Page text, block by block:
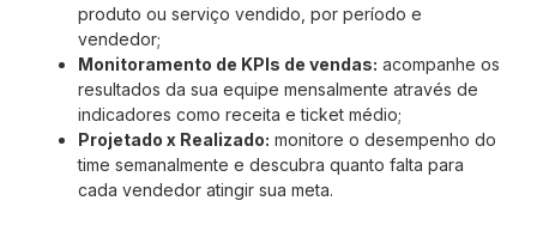
produto ou serviço vendido, por período e
vendedor;
Monitoramento de KPIs de vendas: acompanhe os
resultados da sua equipe mensalmente através de
indicadores como receita e ticket médio;
Projetado x Realizado: monitore o desempenho do
time semanalmente e descubra quanto falta para
cada vendedor atingir sua meta.